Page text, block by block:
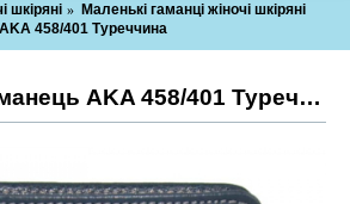
шкіряні
Маленькі гаманці жіночі шкіряні
458/401 Туреччина
Маленький гаманець AKA 458/401 Туреччина